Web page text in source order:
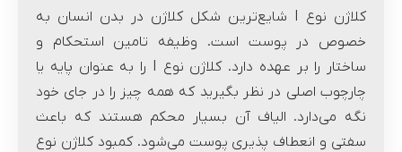
کلاژن نوع I شایع‌ترین شکل کلاژن در بدن انسان به
خصوص در پوست است. وظیفه تامین استحکام و
ساختار را بر عهده دارد. کلاژن نوع I را به عنوان پایه یا
چارچوب اصلی در نظر بگیرید که همه چیز را در جای خود
نگه می‌دارد. الیاف آن بسیار محکم هستند که باعث
سفتی و انعطاف پذیری پوست می‌شود. کمبود کلاژن نوع